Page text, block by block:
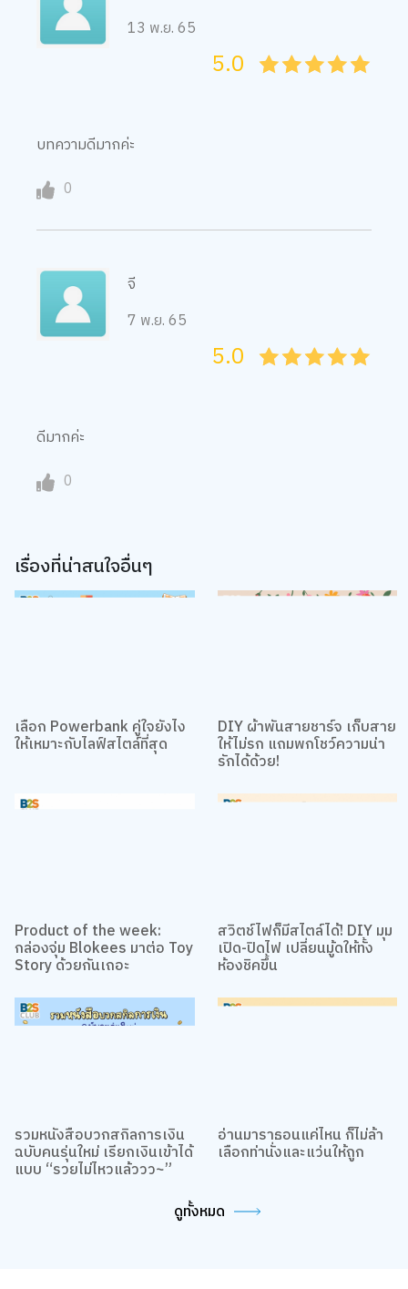
13 พ.ย. 65
45
4
35
3
25
2
15
1
05
5.0
บทความดีมากค่ะ
0
จี
7 พ.ย. 65
45
4
35
3
25
2
15
1
05
5.0
ดีมากค่ะ
0
เรื่องที่น่าสนใจอื่นๆ
เลือก Powerbank คู่ใจยังไง
ให้เหมาะกับไลฟ์สไตล์ที่สุด
DIY ผ้าพันสายชาร์จ เก็บสาย
ให้ไม่รก แถมพกโชว์ความน่า
รักได้ด้วย!
Product of the week:
กล่องจุ่ม Blokees มาต่อ Toy
Story ด้วยกันเถอะ
สวิตช์ไฟก็มีสไตล์ได้! DIY มุม
เปิด-ปิดไฟ เปลี่ยนมู้ดให้ทั้ง
ห้องชิคขึ้น
รวมหนังสือบวกสกิลการเงิน
ฉบับคนรุ่นใหม่ เรียกเงินเข้าได้
แบบ “รวยไม่ไหวแล้ววว~”
อ่านมาราธอนแค่ไหน ก็ไม่ล้า
เลือกท่านั่งและแว่นให้ถูก
ดูทั้งหมด